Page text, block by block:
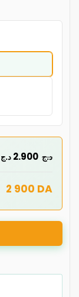
د.ج 2.900 د.ج
2 900 DA